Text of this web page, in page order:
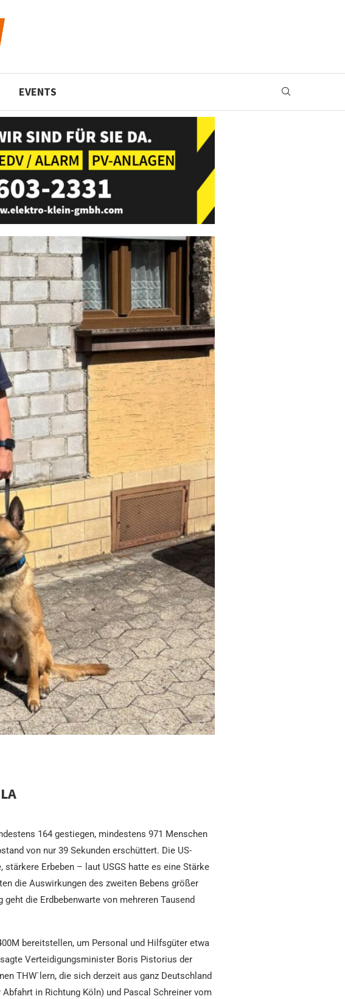
EVENTS
164 gestiegen, mindestens 971 Menschen
von nur 39 Sekunden erschüttert. Die US-
Erbeben – laut USGS hatte es eine Stärke
die Auswirkungen des zweiten Bebens größer
die Erdbebenwarte von mehreren Tausend
bereitstellen, um Personal und Hilfsgüter etwa
Verteidigungsminister Boris Pistorius der
THW`lern, die sich derzeit aus ganz Deutschland
in Richtung Köln) und Pascal Schreiner vom